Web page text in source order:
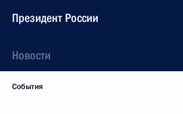
Президент России
Новости
События